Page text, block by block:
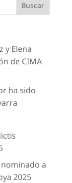
y Elena
de CIMA
ha sido
a
2025